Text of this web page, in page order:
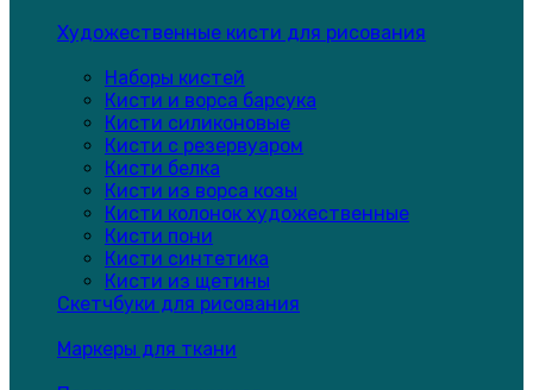
Художественные кисти для рисования
Наборы кистей
Кисти и ворса барсука
Кисти силиконовые
Кисти с резервуаром
Кисти белка
Кисти из ворса козы
Кисти колонок художественные
Кисти пони
Кисти синтетика
Кисти из щетины
Скетчбуки для рисования
Маркеры для ткани